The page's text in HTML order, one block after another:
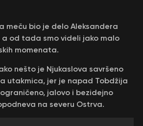
meču bio je delo Aleksandera
a od tada smo videli jako malo
momenata.
nešto je Njukaslova savršeno
utakmica, jer je napad Tobdžija
jalovo i bezidejno
na severu Ostrva.